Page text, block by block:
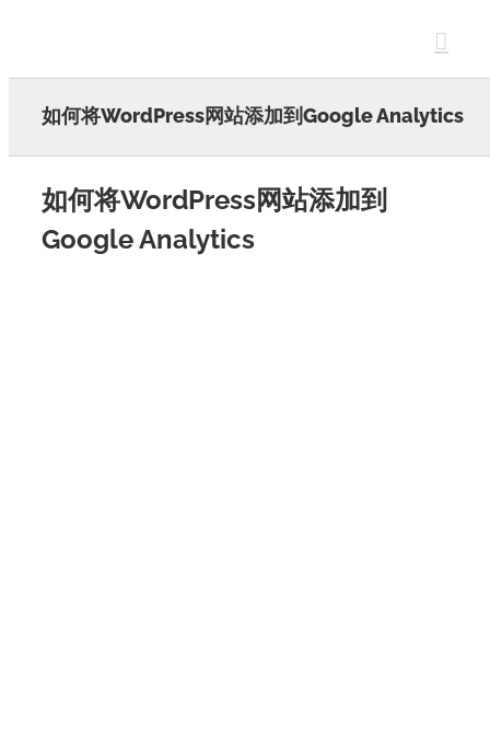
如何将WordPress网站添加到Google Analytics
如何将WordPress网站添加到
Google Analytics